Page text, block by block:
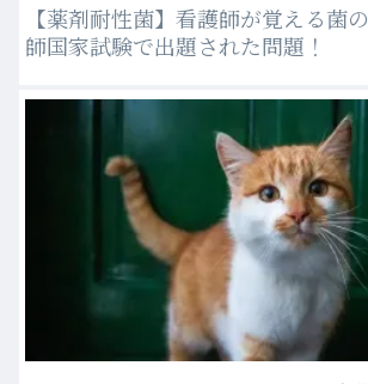
【薬剤耐性菌】看護師が覚える菌
師国家試験で出題された問題！